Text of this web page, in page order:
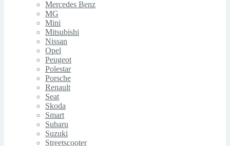
Mercedes Benz
MG
Mini
Mitsubishi
Nissan
Opel
Peugeot
Polestar
Porsche
Renault
Seat
Skoda
Smart
Subaru
Suzuki
Streetscooter